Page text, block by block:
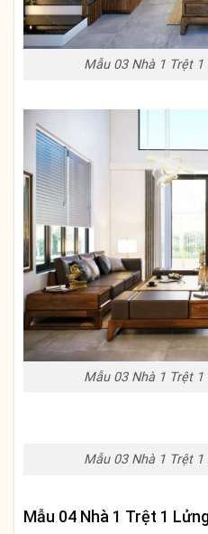
Mẫu 03 Nhà 1 Trệt
Mẫu 03 Nhà 1 Trệt
Mẫu 03 Nhà 1 Trệt
Mẫu 04 Nhà 1 Trệt 1